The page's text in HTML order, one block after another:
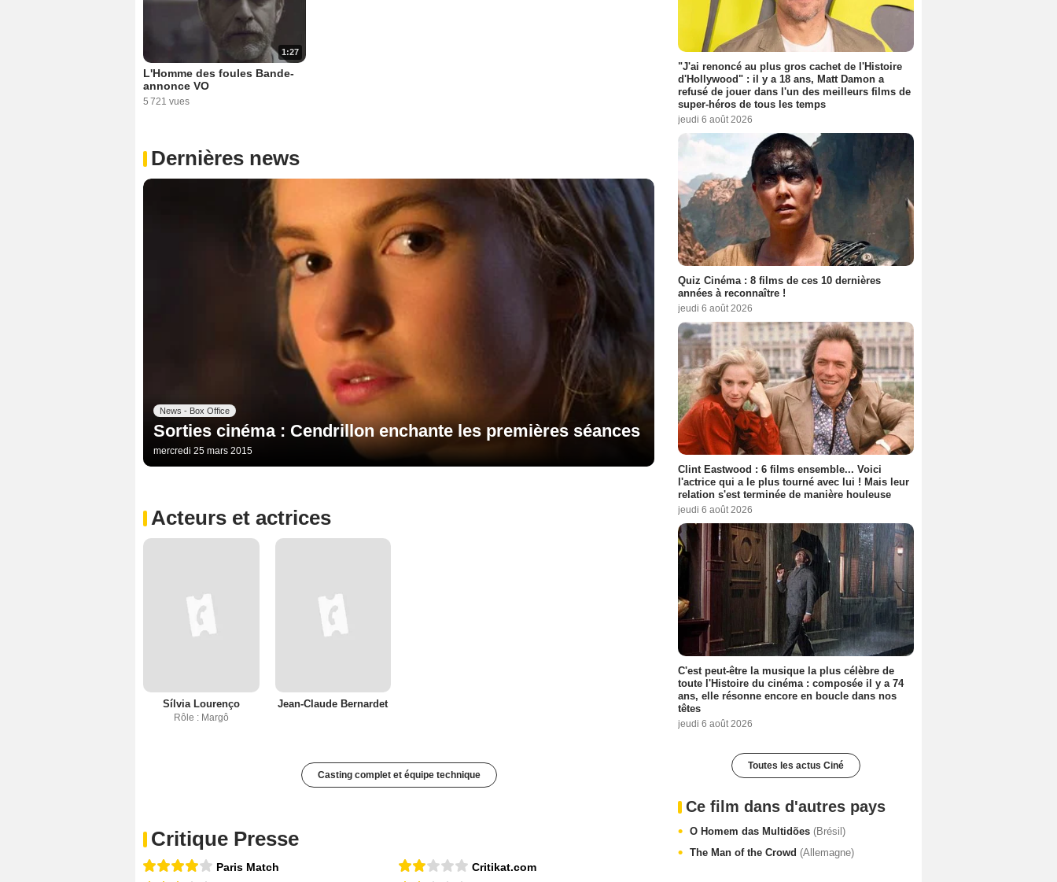
1:27
L'Homme des foules Bande-
annonce VO
5 721 vues
Dernières news
News - Box Office
Sorties cinéma : Cendrillon enchante les premières séances
mercredi 25 mars 2015
Acteurs et actrices
Sílvia Lourenço
Rôle : Margô
Jean-Claude Bernardet
Casting complet et équipe technique
Critique Presse
Paris Match
Critikat.com
"J'ai renoncé au plus gros cachet de l'Histoire
d'Hollywood" : il y a 18 ans, Matt Damon a
refusé de jouer dans l'un des meilleurs films de
super-héros de tous les temps
jeudi 6 août 2026
Quiz Cinéma : 8 films de ces 10 dernières
années à reconnaître !
jeudi 6 août 2026
Clint Eastwood : 6 films ensemble... Voici
l'actrice qui a le plus tourné avec lui ! Mais leur
relation s'est terminée de manière houleuse
jeudi 6 août 2026
C'est peut-être la musique la plus célèbre de
toute l'Histoire du cinéma : composée il y a 74
ans, elle résonne encore en boucle dans nos
têtes
jeudi 6 août 2026
Toutes les actus Ciné
Ce film dans d'autres pays
O Homem das Multidões (Brésil)
The Man of the Crowd (Allemagne)